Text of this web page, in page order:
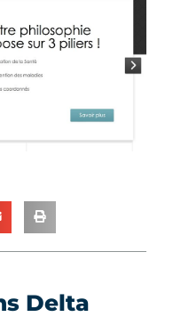
Delta